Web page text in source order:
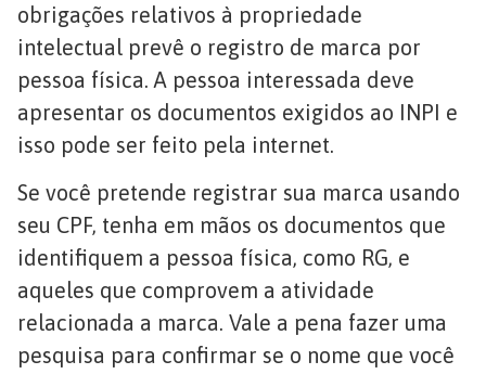
obrigações relativos à propriedade
intelectual prevê o registro de marca por
pessoa física. A pessoa interessada deve
apresentar os documentos exigidos ao INPI e
isso pode ser feito pela internet.
Se você pretende registrar sua marca usando
seu CPF, tenha em mãos os documentos que
identifiquem a pessoa física, como RG, e
aqueles que comprovem a atividade
relacionada a marca. Vale a pena fazer uma
pesquisa para confirmar se o nome que você